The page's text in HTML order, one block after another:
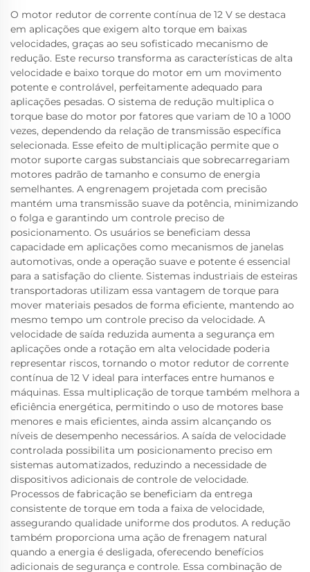
O motor redutor de corrente contínua de 12 V se destaca
em aplicações que exigem alto torque em baixas
velocidades, graças ao seu sofisticado mecanismo de
redução. Este recurso transforma as características de alta
velocidade e baixo torque do motor em um movimento
potente e controlável, perfeitamente adequado para
aplicações pesadas. O sistema de redução multiplica o
torque base do motor por fatores que variam de 10 a 1000
vezes, dependendo da relação de transmissão específica
selecionada. Esse efeito de multiplicação permite que o
motor suporte cargas substanciais que sobrecarregariam
motores padrão de tamanho e consumo de energia
semelhantes. A engrenagem projetada com precisão
mantém uma transmissão suave da potência, minimizando
o folga e garantindo um controle preciso de
posicionamento. Os usuários se beneficiam dessa
capacidade em aplicações como mecanismos de janelas
automotivas, onde a operação suave e potente é essencial
para a satisfação do cliente. Sistemas industriais de esteiras
transportadoras utilizam essa vantagem de torque para
mover materiais pesados de forma eficiente, mantendo ao
mesmo tempo um controle preciso da velocidade. A
velocidade de saída reduzida aumenta a segurança em
aplicações onde a rotação em alta velocidade poderia
representar riscos, tornando o motor redutor de corrente
contínua de 12 V ideal para interfaces entre humanos e
máquinas. Essa multiplicação de torque também melhora a
eficiência energética, permitindo o uso de motores base
menores e mais eficientes, ainda assim alcançando os
níveis de desempenho necessários. A saída de velocidade
controlada possibilita um posicionamento preciso em
sistemas automatizados, reduzindo a necessidade de
dispositivos adicionais de controle de velocidade.
Processos de fabricação se beneficiam da entrega
consistente de torque em toda a faixa de velocidade,
assegurando qualidade uniforme dos produtos. A redução
também proporciona uma ação de frenagem natural
quando a energia é desligada, oferecendo benefícios
adicionais de segurança e controle. Essa combinação de